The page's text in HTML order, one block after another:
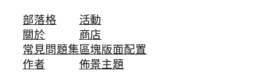
部落格
關於
常見問題集
作者
活動
商店
區塊版面配置
佈景主題